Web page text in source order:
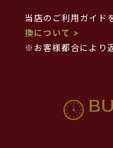
当店のご利用ガイド
換について >
※お客様都合により